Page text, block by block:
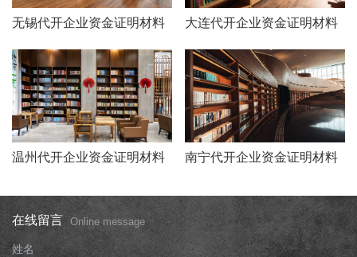
无锡代开企业资金证明材料 大连代开企业资金证明材料
温州代开企业资金证明材料 南宁代开企业资金证明材料
在线留言 Online message
姓名